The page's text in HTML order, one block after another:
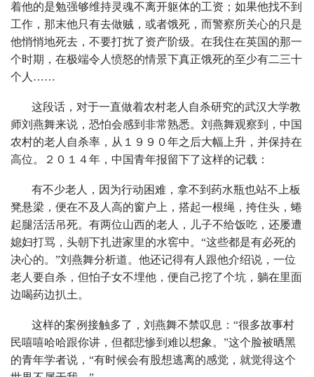
着他的是勉强够维持灵魂不离开躯体的工资；如果他找不到
工作，那末他只有去做贼，或者饿死，而警察所关心的只是
他悄悄地死去，不要打扰了资产阶级。在我住在英国的那一
个时期，在极端令人愤怒的情景下真正饿死的至少有二三十
个人……
这段话，对于一直做着农村老人自杀研究的武汉大学教
师刘燕舞来说，恐怕会感到非常熟悉。刘燕舞观察到，中国
农村的老人自杀率，从１９９０年之后大幅上升，并保持在
高位。２０１４年，中国青年报留下了这样的记载：
有不少老人，因为行动困难，拿不到药水瓶也站不上板
凳悬梁，便在不及人高的窗户上，搭起一根绳，挎住头，蜷
起腿活活吊死。有两位山西的老人，儿子不给饭吃，还屡遭
媳妇打骂，头朝下扎进家里的水窖中。“这些都是有必死的
决心的。”刘燕舞分析道。他还记得有人跟他介绍说，一位
老人要自杀，但怕子女不埋他，便自己挖了个坑，躺在里面
边喝药边扒土。
这样的案例接触多了，刘燕舞不禁叹息：“很多故事村
民嘻嘻哈哈跟你讲，但都悲惨到难以想象。”这个脸被晒黑
的青年学者说，“有时候会有股想逃离的感觉，就觉得这个